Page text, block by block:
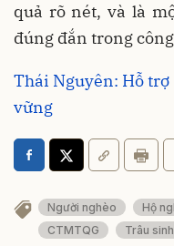
quả rõ nét, và là
đúng đắn trong
Thái Nguyên: Hỗ
vững
Người nghèo Hộ
CTMTQG
Trâu